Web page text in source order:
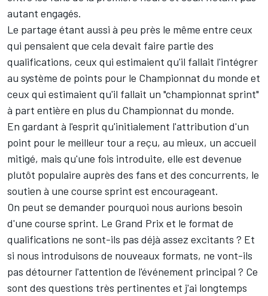
autant engagés.
Le partage étant aussi à peu près le même entre ceux
qui pensaient que cela devait faire partie des
qualifications, ceux qui estimaient qu'il fallait l'intégrer
au système de points pour le Championnat du monde et
ceux qui estimaient qu'il fallait un "championnat sprint"
à part entière en plus du Championnat du monde.
En gardant à l'esprit qu'initialement l'attribution d'un
point pour le meilleur tour a reçu, au mieux, un accueil
mitigé, mais qu'une fois introduite, elle est devenue
plutôt populaire auprès des fans et des concurrents, le
soutien à une course sprint est encourageant.
On peut se demander pourquoi nous aurions besoin
d'une course sprint. Le Grand Prix et le format de
qualifications ne sont-ils pas déjà assez excitants ? Et
si nous introduisons de nouveaux formats, ne vont-ils
pas détourner l'attention de l'événement principal ? Ce
sont des questions très pertinentes et j'ai longtemps